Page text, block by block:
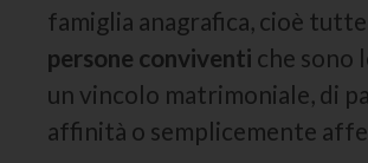
famiglia anagrafica, cioè
persone conviventi che sono
un vincolo matrimoniale, di
affinità o semplicemente